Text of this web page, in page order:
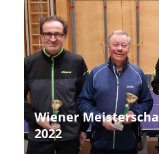
Wiener
2022